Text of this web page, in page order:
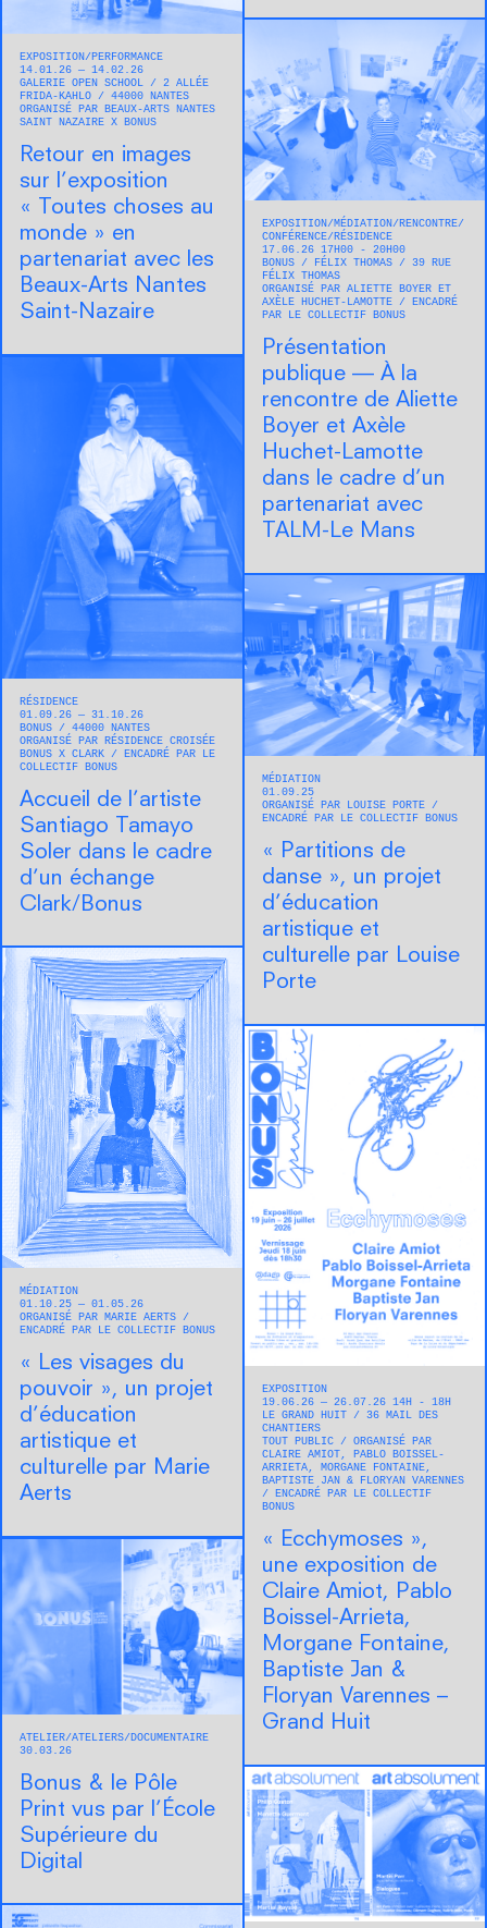
EXPOSITION PERFORMANCE
14.01.26 — 14.02.26
GALERIE OPEN SCHOOL
2 ALLÉE
FRIDA-KAHLO
44000 NANTES
ORGANISÉ PAR BEAUX-ARTS NANTES
SAINT NAZAIRE X BONUS
Retour en images
sur l’exposition
« Toutes choses au
monde » en
partenariat avec les
Beaux-Arts Nantes
Saint-Nazaire
EXPOSITION MÉDIATION
RENCONTRE/
CONFÉRENCE
RÉSIDENCE
17.06.26 17H00 - 20H00
BONUS
FÉLIX THOMAS
39 RUE
FÉLIX THOMAS
ORGANISÉ PAR ALIETTE BOYER ET
AXÈLE HUCHET-LAMOTTE
ENCADRÉ
PAR LE COLLECTIF BONUS
Présentation
publique — À la
rencontre de Aliette
Boyer et Axèle
Huchet-Lamotte
dans le cadre d’un
partenariat avec
TALM-Le Mans
RÉSIDENCE
01.09.26 — 31.10.26
BONUS
44000 NANTES
ORGANISÉ PAR RÉSIDENCE CROISÉE
BONUS X CLARK
ENCADRÉ PAR LE
COLLECTIF BONUS
Accueil de l’artiste
Santiago Tamayo
Soler dans le cadre
d’un échange
Clark/Bonus
MÉDIATION
01.09.25
ORGANISÉ PAR LOUISE PORTE
ENCADRÉ PAR LE COLLECTIF BONUS
« Partitions de
danse », un projet
d’éducation
artistique et
culturelle par Louise
Porte
MÉDIATION
01.10.25 — 01.05.26
ORGANISÉ PAR MARIE AERTS
ENCADRÉ PAR LE COLLECTIF BONUS
« Les visages du
pouvoir », un projet
d’éducation
artistique et
culturelle par Marie
Aerts
EXPOSITION
19.06.26 — 26.07.26 14H - 18H
LE GRAND HUIT
36 MAIL DES
CHANTIERS
TOUT PUBLIC
ORGANISÉ PAR
CLAIRE AMIOT, PABLO BOISSEL-
ARRIETA, MORGANE FONTAINE,
BAPTISTE JAN & FLORYAN VARENNES
ENCADRÉ PAR LE COLLECTIF
BONUS
« Ecchymoses »,
une exposition de
Claire Amiot, Pablo
Boissel-Arrieta,
Morgane Fontaine,
Baptiste Jan &
Floryan Varennes –
Grand Huit
ATELIER ATELIERS
DOCUMENTAIRE
30.03.26
Bonus & le Pôle
Print vus par l’École
Supérieure du
Digital